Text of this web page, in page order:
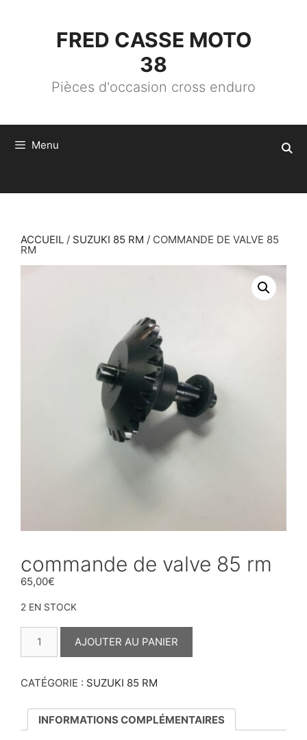
FRED CASSE MOTO
38
Pièces d'occasion cross enduro
Menu
ACCUEIL / SUZUKI 85 RM / COMMANDE DE VALVE 85
RM
commande de valve 85 rm
65,00€
2 EN STOCK
QUANTITÉ
85
AJOUTER AU PANIER
CATÉGORIE : SUZUKI 85 RM
INFORMATIONS COMPLÉMENTAIRES